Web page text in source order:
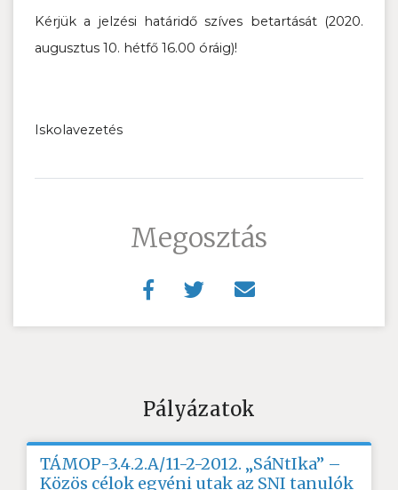
Kérjük a jelzési határidő szíves betartását (2020.
augusztus 10. hétfő 16.00 óráig)!
Iskolavezetés
Megosztás
Pályázatok
TÁMOP-3.4.2.A/11-2-2012. „SáNtIka” –
Közös célok egyéni utak az SNI tanulók